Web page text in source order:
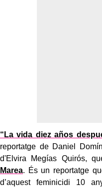
“La vida diez años
reportatge de Daniel
d'Elvira Megías Quirós,
Marea. És un reportatge
d’aquest feminicidi 10